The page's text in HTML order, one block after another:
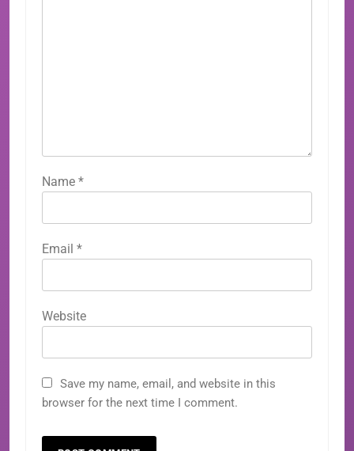
Name *
Email *
Website
Save my name, email, and website in this
browser for the next time I comment.